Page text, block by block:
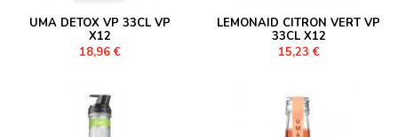
UMA DETOX VP 33CL VP
X12
18,96 €
LEMONAID CITRON VERT VP
33CL X12
15,23 €